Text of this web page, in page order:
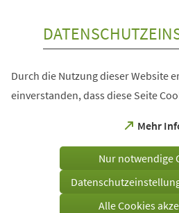
Durch die Nutzung dieser Website
einverstanden, dass diese Seite
Mehr
(Öffnet
einem
Tab)
Nur notwendige
Alle Cookies